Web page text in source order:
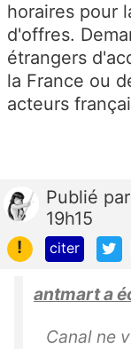
horaires pour
d'offres.
étrangers
la France ou
acteurs
Publié par
19h15
!
citer
antmart a
Canal ne